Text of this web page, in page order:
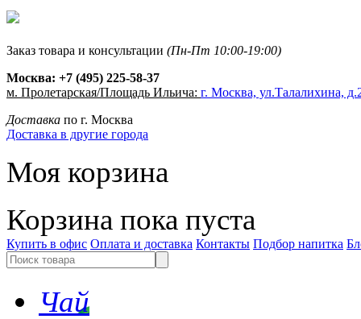
Заказ товара и консультации (Пн-Пт 10:00-19:00)
Москва: +7 (495) 225-58-37
м. Пролетарская/Площадь Ильича: г. Москва, ул.Талалихина,
Доставка по г. Москва
Доставка в другие города
Моя корзина
Корзина пока пуста
Купить в офис Оплата и доставка Контакты Подбор напитка
Чай